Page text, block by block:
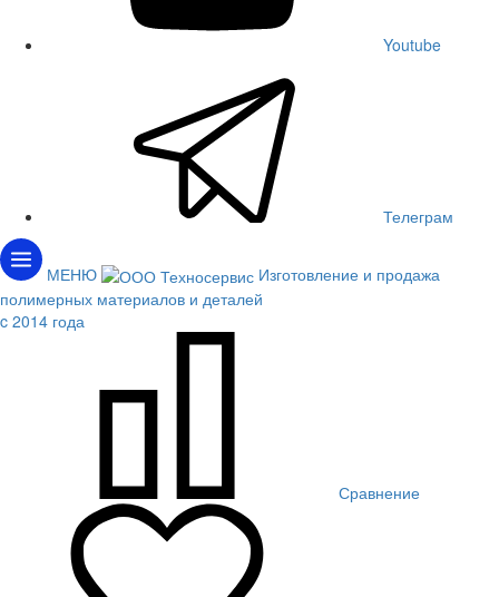
Youtube
Телеграм
МЕНЮ
Изготовление и продажа
полимерных материалов и деталей
c 2014 года
Сравнение